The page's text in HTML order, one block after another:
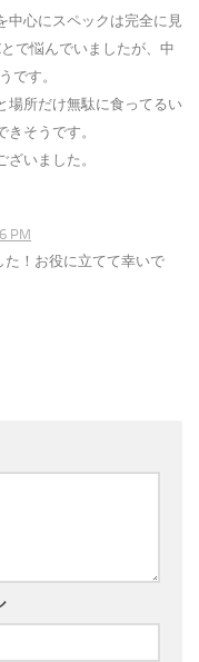
中心にスペックは完全に見
で悩んでいましたが、中
です。
場所だけ無駄に食ってるい
そうです。
いました。
PM
！お役に立てて幸いで